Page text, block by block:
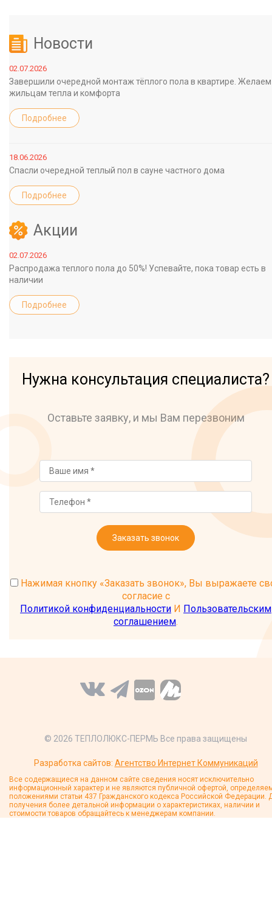
Новости
02.07.2026
Завершили очередной монтаж тёплого пола в квартире. Желаем
жильцам тепла и комфорта
Подробнее
18.06.2026
Спасли очередной теплый пол в сауне частного дома
Подробнее
Акции
02.07.2026
Распродажа теплого пола до 50%! Успевайте, пока товар есть в
наличии
Подробнее
Нужна консультация специалиста?
Оставьте заявку, и мы Вам перезвоним
Заказать звонок
Нажимая кнопку «Заказать звонок», Вы выражаете
согласие с
Политикой конфиденциальности И Пользовательским
соглашением.
© 2026 ТЕПЛОЛЮКС-ПЕРМЬ Все права защищены
Разработка сайтов: Агентство Интернет Коммуникаций
Все содержащиеся на данном сайте сведения носят исключительно
информационный характер и не являются публичной офертой,
положениями статьи 437 Гражданского кодекса Российской Федерации.
получения более детальной информации о характеристиках, наличии и
стоимости товаров обращайтесь к менеджерам компании.